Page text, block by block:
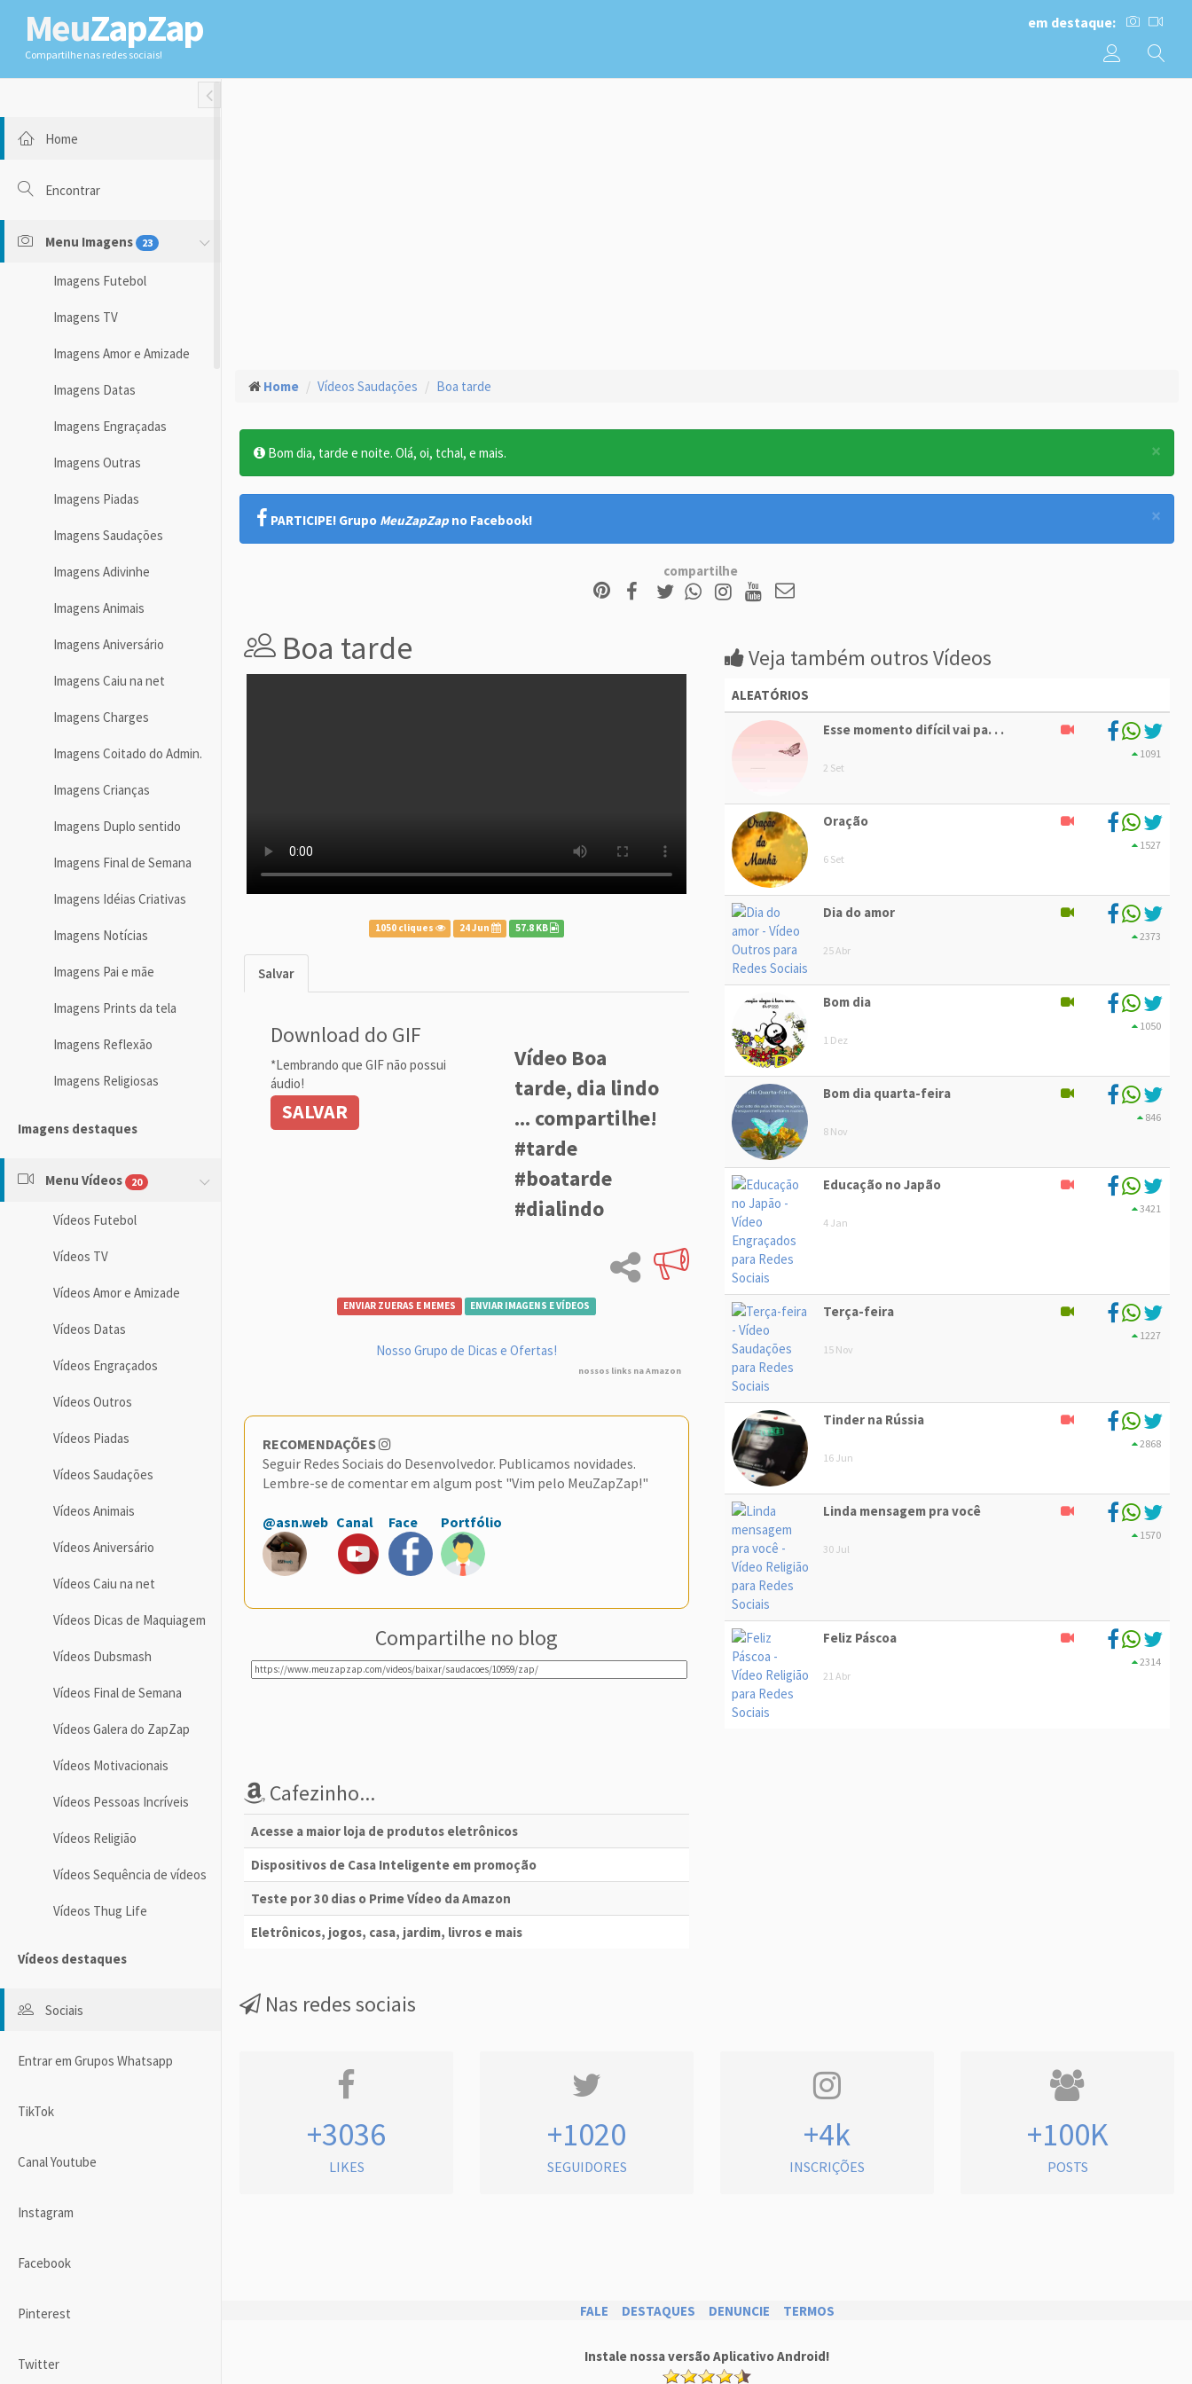
MeuZapZap
Compartilhe nas redes sociais!
em destaque:
Toggle Fullwidth
Home
Encontrar
Menu Imagens 23
Imagens Futebol
Imagens TV
Imagens Amor e Amizade
Imagens Datas
Imagens Engraçadas
Imagens Outras
Imagens Piadas
Imagens Saudações
Imagens Adivinhe
Imagens Animais
Imagens Aniversário
Imagens Caiu na net
Imagens Charges
Imagens Coitado do Admin.
Imagens Crianças
Imagens Duplo sentido
Imagens Final de Semana
Imagens Idéias Criativas
Imagens Notícias
Imagens Pai e mãe
Imagens Prints da tela
Imagens Reflexão
Imagens Religiosas
Imagens destaques
Menu Vídeos 20
Vídeos Futebol
Vídeos TV
Vídeos Amor e Amizade
Vídeos Datas
Vídeos Engraçados
Vídeos Outros
Vídeos Piadas
Vídeos Saudações
Vídeos Animais
Vídeos Aniversário
Vídeos Caiu na net
Vídeos Dicas de Maquiagem
Vídeos Dubsmash
Vídeos Final de Semana
Vídeos Galera do ZapZap
Vídeos Motivacionais
Vídeos Pessoas Incríveis
Vídeos Religião
Vídeos Sequência de vídeos
Vídeos Thug Life
Vídeos destaques
Sociais
Entrar em Grupos Whatsapp
TikTok
Canal Youtube
Instagram
Facebook
Pinterest
Twitter
Home Vídeos Saudações Boa tarde
×
Bom dia, tarde e noite. Olá, oi, tchal, e mais.
×
PARTICIPE! Grupo MeuZapZap no Facebook!
compartilhe
Boa tarde
1050 cliques 24 Jun 57.8 KB
Salvar
Download do GIF
*Lembrando que GIF não possui
áudio!
SALVAR
Vídeo Boa
tarde, dia lindo
... compartilhe!
#tarde
#boatarde
#dialindo
ENVIAR ZUERAS E MEMES ENVIAR IMAGENS E VÍDEOS
Nosso Grupo de Dicas e Ofertas!
nossos links na Amazon
RECOMENDAÇÕES
Seguir Redes Sociais do Desenvolvedor. Publicamos novidades.
Lembre-se de comentar em algum post "Vim pelo MeuZapZap!"
@asn.web Canal Face Portfólio
Compartilhe no blog
Veja também outros Vídeos
ALEATÓRIOS
Esse momento difícil vai pa. . .
2 Set
1091
Oração
6 Set
1527
Dia do amor
25 Abr
2373
Bom dia
1 Dez
1050
Bom dia quarta-feira
8 Nov
846
Educação no Japão
4 Jan
3421
Terça-feira
15 Nov
1227
Tinder na Rússia
16 Jun
2868
Linda mensagem pra você
30 Jul
1570
Feliz Páscoa
21 Abr
2314
Cafezinho...
Acesse a maior loja de produtos eletrônicos
Dispositivos de Casa Inteligente em promoção
Teste por 30 dias o Prime Vídeo da Amazon
Eletrônicos, jogos, casa, jardim, livros e mais
Nas redes sociais
+3036
LIKES
+1020
SEGUIDORES
+4k
INSCRIÇÕES
+100K
POSTS
FALE DESTAQUES DENUNCIE TERMOS
Instale nossa versão Aplicativo Android!